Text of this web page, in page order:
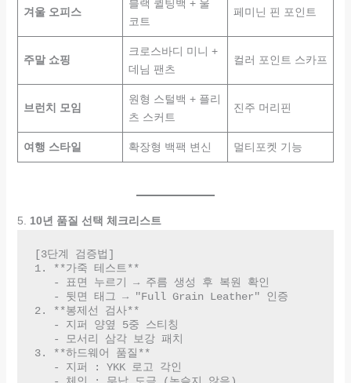
겨울 오피스
블랙 퀼팅백 + 울
코트
페미닌 핀 포인트
주말 쇼핑
크로스바디 미니 +
데님 팬츠
컬러 포인트 스카프
브런치 모임
원형 스털백 + 플리
츠 스커트
진주 머리핀
여행 스타일 확장형 백팩 변신 멀티포켓 기능
5. 10년 품질 선택 체크리스트
[3단계 검증법]
1. **가죽 테스트**
2. **봉제선 검사**
3. **하드웨어 품질**